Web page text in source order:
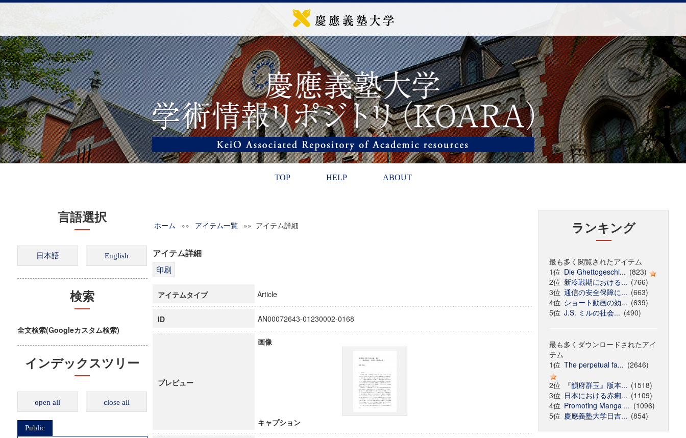
TOP HELP ABOUT
言語選択
検索
全文検索(Googleカスタム検索)
インデックスツリー
open all close all
Public
ホーム »» アイテム一覧 »» アイテム詳細
アイテム詳細
アイテムタイプ Article
ID AN00072643-01230002-0168
プレビュー
画像
キャプション
ランキング
最も多く閲覧されたアイテム
1位 Die Ghettogeschi... (823)
2位 新冷戦期における... (766)
3位 通信の安全保障に... (663)
4位 ショート動画の効... (639)
5位 J.S. ミルの社会... (490)
最も多くダウンロードされたアイ
テム
1位 The perpetual fa... (2646)
2位
『韻府群玉』版本... (1518)
3位 日本における赤痢... (1109)
4位 Promoting Manga ... (1096)
5位 慶應義塾大学日吉... (854)